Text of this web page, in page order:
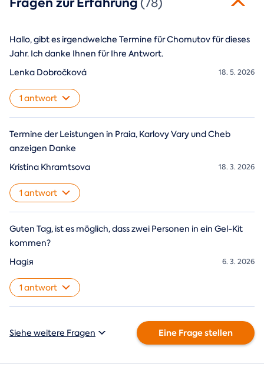
(78)
Hallo, gibt es irgendwelche Termine für Chomutov für dieses
Jahr. Ich danke Ihnen für Ihre Antwort.
18. 5. 2026
Lenka Dobročková
1 antwort
Termine der Leistungen in Praia, Karlovy Vary und Cheb
anzeigen Danke
18. 3. 2026
Kristina Khramtsova
1 antwort
Guten Tag, ist es möglich, dass zwei Personen in ein Gel-Kit
kommen?
6. 3. 2026
Надія
1 antwort
Siehe weitere Fragen Eine Frage stellen